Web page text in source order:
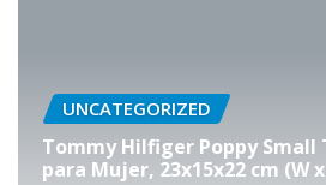
UNCATEGORIZED
Tommy Hilfiger Poppy Small
para Mujer, 23x15x22 cm (W